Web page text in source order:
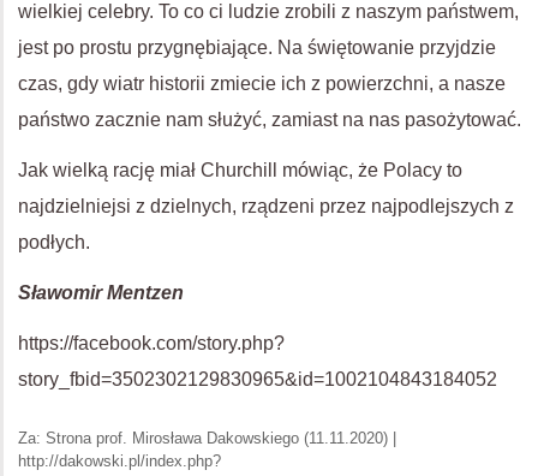
wielkiej celebry. To co ci ludzie zrobili z naszym państwem,
jest po prostu przygnębiające. Na świętowanie przyjdzie
czas, gdy wiatr historii zmiecie ich z powierzchni, a nasze
państwo zacznie nam służyć, zamiast na nas pasożytować.
Jak wielką rację miał Churchill mówiąc, że Polacy to
najdzielniejsi z dzielnych, rządzeni przez najpodlejszych z
podłych.
Sławomir Mentzen
https://facebook.com/story.php?
story_fbid=3502302129830965&id=1002104843184052
Za: Strona prof. Mirosława Dakowskiego (11.11.2020) |
http://dakowski.pl/index.php?